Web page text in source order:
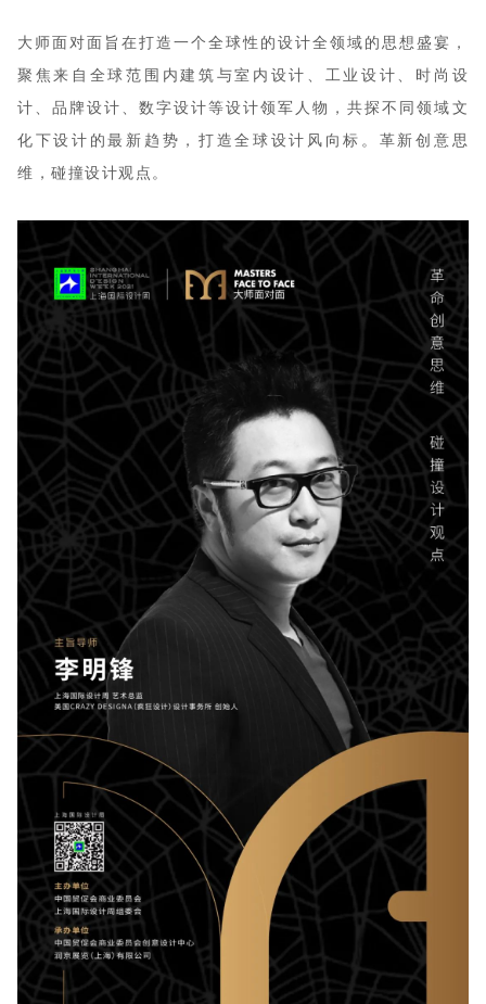
大师面对面旨在打造一个全球性的设计全领域的思想盛宴，
聚焦来自全球范围内建筑与室内设计、工业设计、时尚设
计、品牌设计、数字设计等设计领军人物，共探不 同领域文
化下设计的最新趋势，打造全球设计风向标。革新创意思
维，碰撞设计观点。